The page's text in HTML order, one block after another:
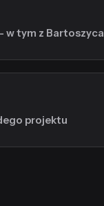
w tym z Bartoszyca
projektu